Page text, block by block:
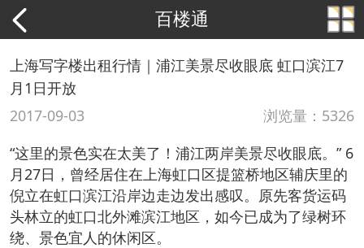
百楼通
上海写字楼出租行情｜浦江美景尽收眼底 虹口滨江7
月1日开放
2017-09-03
浏览量：5326
“这里的景色实在太美了！浦江两岸美景尽收眼底。” 6
月27日，曾经居住在上海虹口区提篮桥地区辅庆里的
倪立在虹口滨江沿岸边走边发出感叹。原先客货运码
头林立的虹口北外滩滨江地区，如今已成为了绿树环
绕、景色宜人的休闲区。